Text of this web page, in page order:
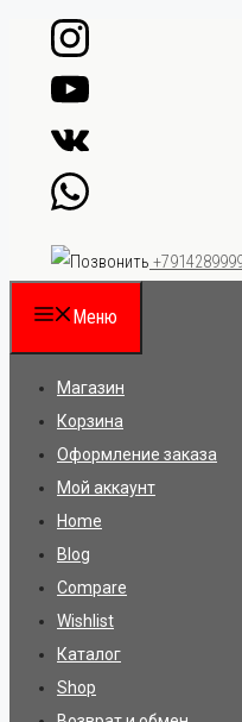
Перейти
содержимому
Меню
Магазин
Корзина
Оформление заказа
Мой аккаунт
Home
Blog
Compare
Wishlist
Каталог
Shop